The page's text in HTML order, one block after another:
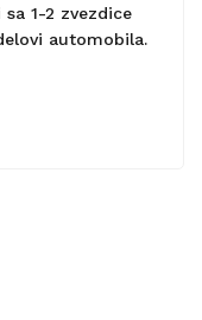
1-2 zvezdice
automobila.